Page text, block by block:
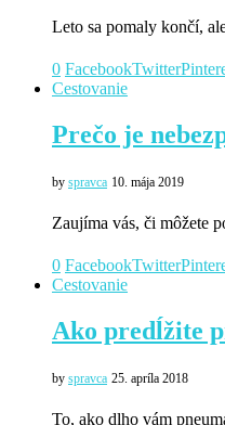
Leto sa pomaly končí,
0 FacebookTwitter
Cestovanie
Prečo je
by spravca 10. mája 2019
Zaujíma vás, či môžete
0 FacebookTwitter
Cestovanie
Ako predĺžite
by spravca 25. apríla 2018
To, ako dlho vám